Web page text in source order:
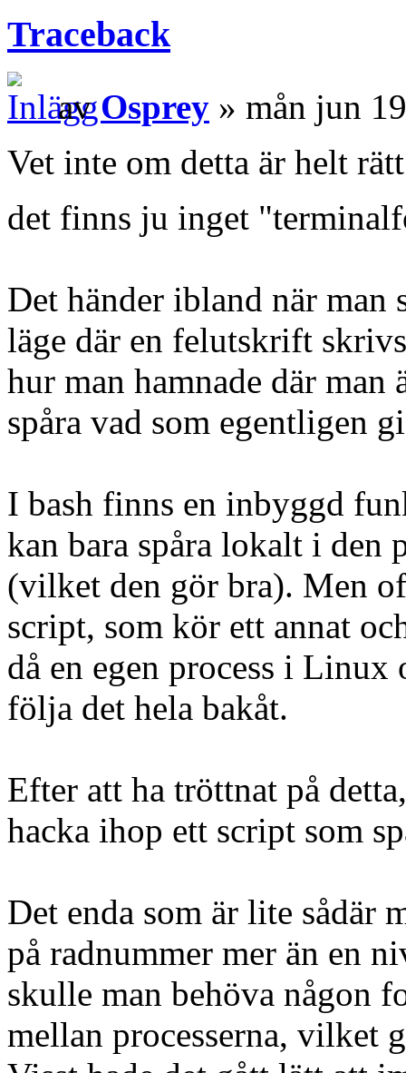
Traceback
avOsprey » mån jun
Vet inte om detta är helt
det finns ju inget
Det händer ibland när
läge där en felutskrift
hur man hamnade där
spåra vad som egentligen
I bash finns en inbyggd
kan bara spåra lokalt i den
(vilket den gör bra). Men
script, som kör ett annat
då en egen process i
följa det hela bakåt.
Efter att ha tröttnat på
hacka ihop ett script som
Det enda som är lite sådär
på radnummer mer än en
skulle man behöva någon
mellan processerna, vilket